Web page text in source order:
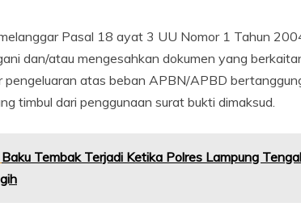
Pasal 18 ayat 3 UU Nomor 1 Tahun
dan/atau mengesahkan dokumen yang
pengeluaran atas beban APBN/APBD
timbul dari penggunaan surat bukti dimaksud.
Baku Tembak Terjadi Ketika Polres Lampung